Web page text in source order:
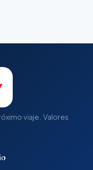
viaje. Valores